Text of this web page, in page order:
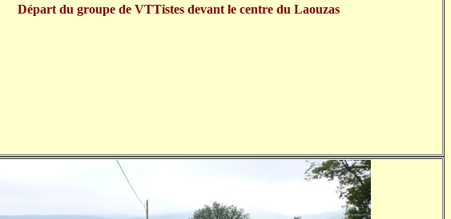
Départ du groupe de VTTistes devant le centre du Laouzas